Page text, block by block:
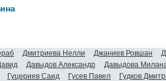
Дмитриева Нелли Джаниев Ровшан
Давыдов Александр Давыдова
Гуцериев Саид Гусев Павел Гудков